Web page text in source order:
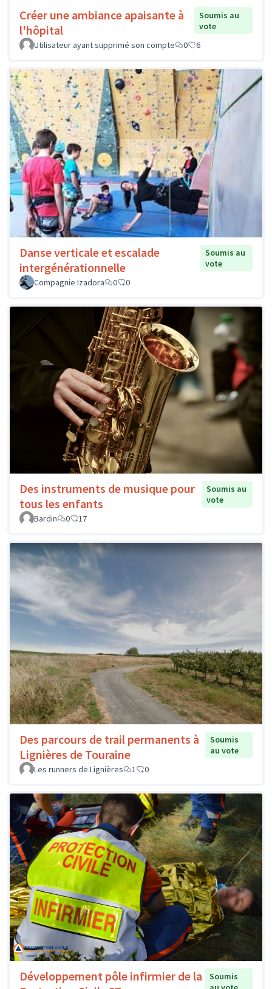
Créer une ambiance apaisante à
l'hôpital
Soumis au
vote
Utilisateur ayant supprimé son compte
0 6
Danse verticale et escalade
intergénérationnelle
Soumis au
vote
Compagnie Izadora
0 0
Des instruments de musique pour
tous les enfants
Soumis au
vote
Bardin
0 17
Des parcours de trail permanents à
Lignières de Touraine
Soumis
au vote
Les runners de Lignières
1 0
Développement pôle infirmier de la
Soumis